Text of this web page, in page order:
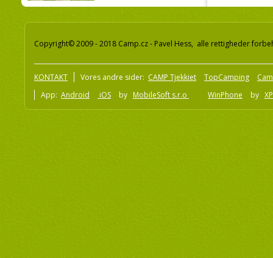
Copyright© 2009 - 2018 Camp.cz - Pavel Hess, alle rettigheder
KONTAKT Vores andre sider: CAMP Tjekkiet TopCamping
App: Android iOS by MobileSoft s.r.o WinPhone by